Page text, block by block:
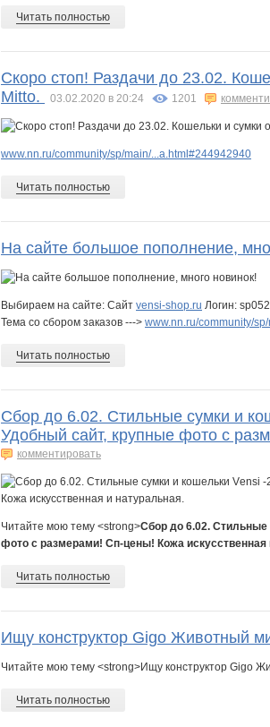
Читать полностью
Скоро стоп! Раздачи до 23.02.
Mitto.
03.02.2020 в 20:24 1201
www.nn.ru/community/sp/main/...a.html#244942940
Читать полностью
На сайте большое пополнение,
Выбираем на сайте: Сайт vensi-shop.ru Логин:
Тема со сбором заказов ---> www.nn.ru/community/
Читать полностью
Сбор до 6.02. Стильные сумки и
Удобный сайт, крупные фото с
комментировать
Читайте мою тему <strong>Сбор до 6.02. Стильные
фото с размерами! Сп-цены! Кожа искусственная
Читать полностью
Ищу конструктор Gigo Животный
Читайте мою тему <strong>Ищу конструктор Gigo
Читать полностью